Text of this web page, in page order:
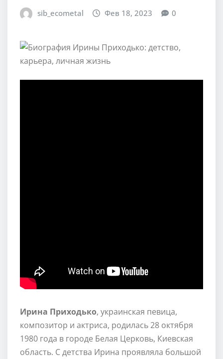
sib_ecometal Фев 18, 2023 0
Ирина Приходько, украинская певица,
композитор и актриса, родилась 28 октября
1980 года в городе Белая Церковь, Киевская
область. С детства Ирина проявляла большой